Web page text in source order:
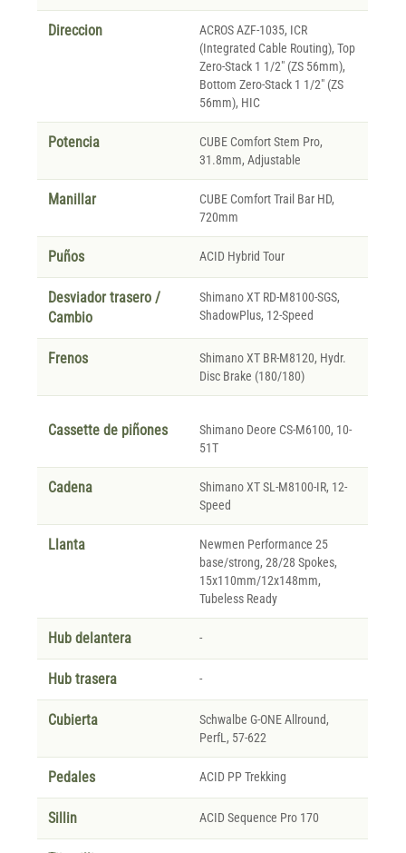
Direccion
ACROS AZF-1035, ICR
(Integrated Cable Routing), Top
Zero-Stack 1 1/2" (ZS 56mm),
Bottom Zero-Stack 1 1/2" (ZS
56mm), HIC
Potencia
CUBE Comfort Stem Pro,
31.8mm, Adjustable
Manillar
CUBE Comfort Trail Bar HD,
720mm
Puños ACID Hybrid Tour
Desviador trasero /
Cambio
Shimano XT RD-M8100-SGS,
ShadowPlus, 12-Speed
Frenos
Shimano XT BR-M8120, Hydr.
Disc Brake (180/180)
Cassette de piñones
Shimano Deore CS-M6100, 10-
51T
Cadena
Shimano XT SL-M8100-IR, 12-
Speed
Llanta
Newmen Performance 25
base/strong, 28/28 Spokes,
15x110mm/12x148mm,
Tubeless Ready
Hub delantera -
Hub trasera -
Cubierta
Schwalbe G-ONE Allround,
PerfL, 57-622
Pedales ACID PP Trekking
Sillin ACID Sequence Pro 170